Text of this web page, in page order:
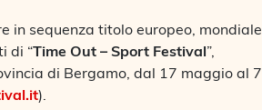
in sequenza titolo europeo, mondiale
di “Time Out – Sport Festival ”,
di Bergamo, dal 17 maggio al 7
).